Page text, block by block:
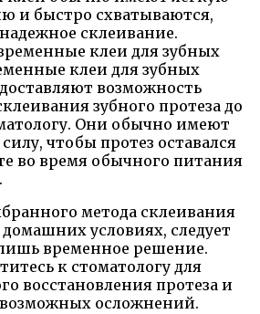
и быстро схватываются,
склеивание.
клеи для зубных
клеи для зубных
возможность
зубного протеза до
Они обычно имеют
чтобы протез оставался
во время обычного питания
метода склеивания
домашних условиях, следует
временное решение.
к стоматологу для
восстановления протеза и
осложнений.